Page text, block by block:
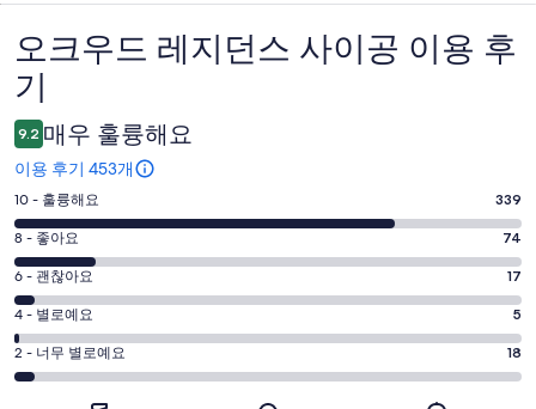
이
용
후
기
오크우드 레지던스 사이공 이용 후
기
9.2 매우 훌륭해요
이용 후기 453개
평
점
10
-
훌
륭
해
요.
10 - 훌륭해요 339
평
점
8
-
좋
아
8 - 좋아요 74
평
점
6
-
괜
6 - 괜찮아요 17
평
점
4
4 - 별로예요 5
평
점
2 - 너무 별로예요 18